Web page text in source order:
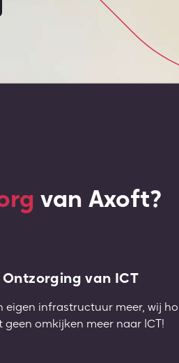
van Axoft?
Ontzorging van ICT
eigen infrastructuur meer, wij
geen omkijken meer naar ICT!